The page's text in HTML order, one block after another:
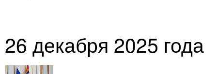
26 декабря 2025 года